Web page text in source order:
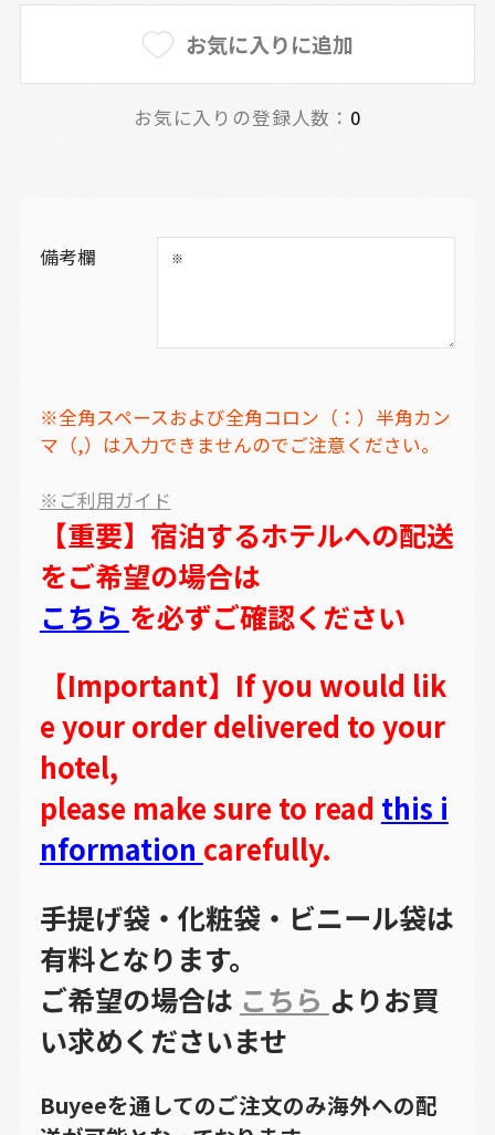
お気に入りに追加
お気に入りの登録人数： 0
備考欄
※全角スペースおよび全角コロン（：）半角カン
マ（,）は入力できませんのでご注意ください。
※ご利用ガイド
【重要】宿泊するホテルへの配送
をご希望の場合は
こちら を必ずご確認ください
【Important】If you would lik
e your order delivered to your
hotel,
please make sure to read this i
nformation carefully.
手提げ袋・化粧袋・ビニール袋は
有料となります。
ご希望の場合は こちら よりお買
い求めくださいませ
Buyeeを通してのご注文のみ海外への配